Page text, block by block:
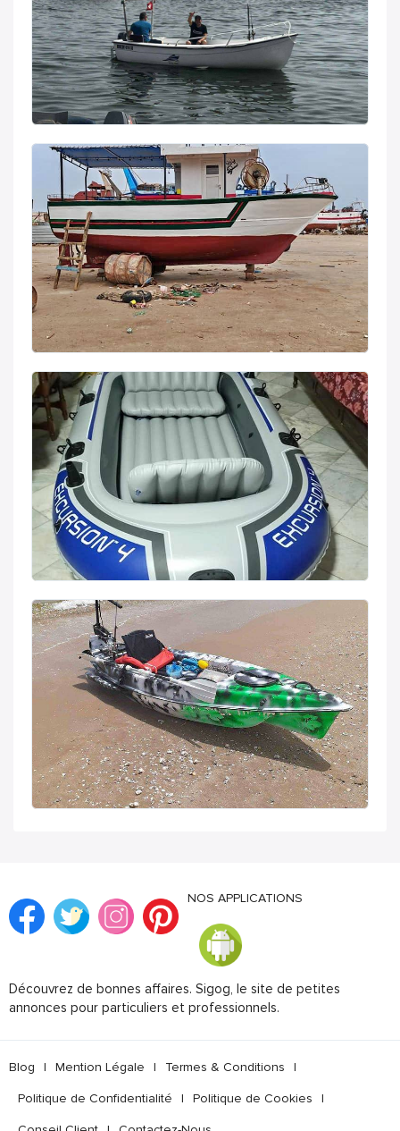
NOS APPLICATIONS
Découvrez de bonnes affaires. Sigog, le site de petites
annonces pour particuliers et professionnels.
Blog | Mention Légale | Termes & Conditions |
Politique de Confidentialité | Politique de Cookies |